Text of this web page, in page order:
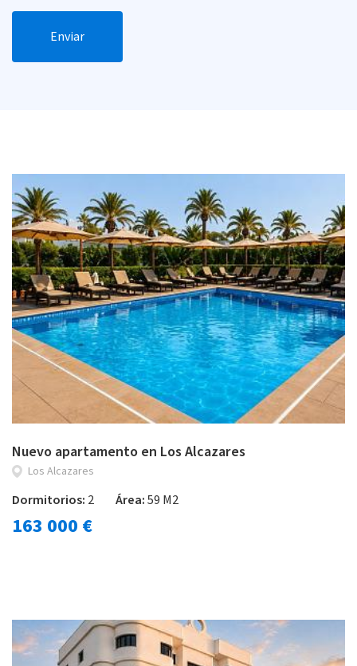
Enviar
Nuevo apartamento en Los Alcazares
Los Alcazares
Dormitorios: 2 Área:59 M2
163 000 €